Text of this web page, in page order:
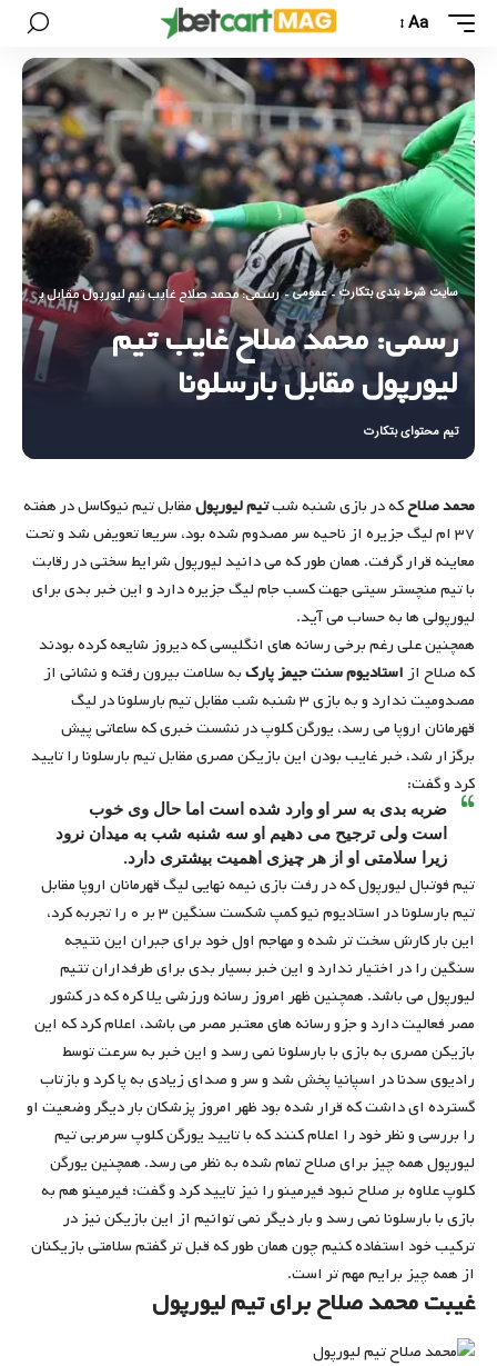
Aa
سایت شرط بندی بتکارت - عمومی - رسمی: محمد صلاح غایب تیم لیورپول مقابل بارسلونا
رسمی: محمد صلاح غایب تیم
لیورپول مقابل بارسلونا
تیم محتوای بتکارت
محمد صلاحکه در بازی شنبه شبتیم لیورپولمقابل تیم نیوکاسل در هفته
۳۷ ام لیگ جزیره از ناحیه سر مصدوم شده بود، سریعا تعویض شد و تحت
معاینه قرار گرفت. همان طور که می دانید لیورپول شرایط سختی در رقابت
با تیم منچستر سیتی جهت کسب جام لیگ جزیره دارد و این خبر بدی برای
لیورپولی ها به حساب می آید.
همچنین علی رغم برخی رسانه های انگلیسی که دیروز شایعه کرده بودند
که صلاح ازاستادیوم سنت جیمز پارکبه سلامت بیرون رفته و نشانی از
مصدومیت ندارد و به بازی ۳ شنبه شب مقابل تیم بارسلونا در لیگ
قهرمانان اروپا می رسد، یورگن کلوپ در نشست خبری که ساعاتی پیش
برگزار شد، خبر غایب بودن این بازیکن مصری مقابل تیم بارسلونا را تایید
کرد و گفت:
ضربه بدی به سر او وارد شده است اما حال وی خوب
است ولی ترجیح می دهیم او سه شنبه شب به میدان نرود
زیرا سلامتی او از هر چیزی اهمیت بیشتری دارد.
تیم فوتبال لیورپول که در رفت بازی نیمه نهایی لیگ قهرمانان اروپا مقابل
تیم بارسلونا در استادیوم نیو کمپ شکست سنگین ۳ بر ۰ را تجربه کرد،
این بار کارش سخت تر شده و مهاجم اول خود برای جبران این نتیجه
سنگین را در اختیار ندارد و این خبر بسیار بدی برای طرفداران تتیم
لیورپول می باشد. همچنین ظهر امروز رسانه ورزشی یلا کره که در کشور
مصر فعالیت دارد و جزو رسانه های معتبر مصر می باشد، اعلام کرد که این
بازیکن مصری به بازی با بارسلونا نمی رسد و این خبر به سرعت توسط
رادیوی سدنا در اسپانیا پخش شد و سر و صدای زیادی به پا کرد و بازتاب
گسترده ای داشت که قرار شده بود ظهر امروز پزشکان بار دیگر وضعیت او
را بررسی و نظر خود را اعلام کنند که با تایید یورگن کلوپ سرمربی تیم
لیورپول همه چیز برای صلاح تمام شده به نظر می رسد. همچنین یورگن
کلوپ علاوه بر صلاح نبود فیرمینو را نیز تایید کرد و گفت: فیرمینو هم به
بازی با بارسلونا نمی رسد و بار دیگر نمی توانیم از این بازیکن نیز در
ترکیب خود استفاده کنیم چون همان طور که قبل تر گفتم سلامتی بازیکنان
از همه چیز برایم مهم تر است.
غیبت محمد صلاح برای تیم لیورپول